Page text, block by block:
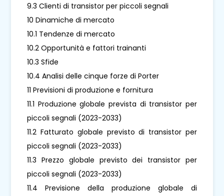
9.3 Clienti di transistor per piccoli segnali
10 Dinamiche di mercato
10.1 Tendenze di mercato
10.2 Opportunità e fattori trainanti
10.3 Sfide
10.4 Analisi delle cinque forze di Porter
11 Previsioni di produzione e fornitura
11.1 Produzione globale prevista di transistor per
piccoli segnali (2023-2033)
11.2 Fatturato globale previsto di transistor per
piccoli segnali (2023-2033)
11.3 Prezzo globale previsto dei transistor per
piccoli segnali (2023-2033)
11.4 Previsione della produzione globale di